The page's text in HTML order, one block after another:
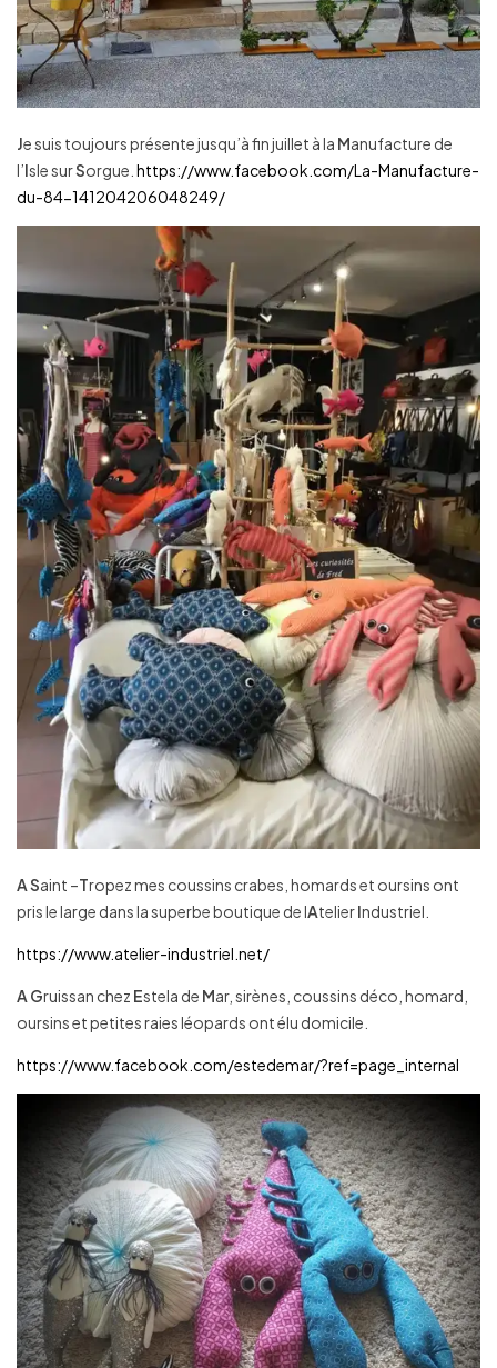
Je suis toujours présente jusqu’à fin juillet à la Manufacture de
l’Isle surSorgue. https://www.facebook.com/La-Manufacture-
du-84-141204206048249/
ASaint –Tropez mes coussins crabes, homards et oursins ont
pris le large dans la superbe boutique de lAtelierIndustriel.
https://www.atelier-industriel.net/
A Gruissan chez Estela de Mar, sirènes, coussins déco, homard,
oursins et petites raies léopards ont élu domicile.
https://www.facebook.com/estedemar/?ref=page_internal